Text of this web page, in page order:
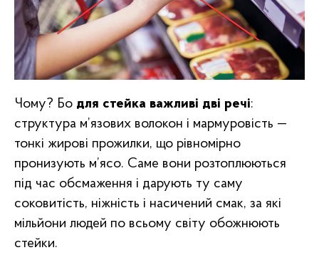
Чому? Бо для стейка важливі дві речі:
структура м’язових волокон і мармуровість —
тонкі жирові прожилки, що рівномірно
пронизують м’ясо. Саме вони розтоплюються
під час обсмаження і дарують ту саму
соковитість, ніжність і насичений смак, за які
мільйони людей по всьому світу обожнюють
стейки.